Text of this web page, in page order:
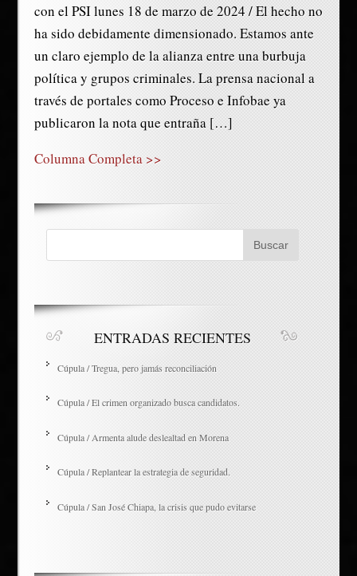
con el PSI lunes 18 de marzo de 2024 / El hecho no
ha sido debidamente dimensionado. Estamos ante
un claro ejemplo de la alianza entre una burbuja
política y grupos criminales. La prensa nacional a
través de portales como Proceso e Infobae ya
publicaron la nota que entraña […]
Columna Completa >>
ENTRADAS RECIENTES
Cúpula / Tregua, pero jamás reconciliación
Cúpula / El crimen organizado busca candidatos.
Cúpula / Armenta alude deslealtad en Morena
Cúpula / Replantear la estrategia de seguridad.
Cúpula / San José Chiapa, la crisis que pudo evitarse